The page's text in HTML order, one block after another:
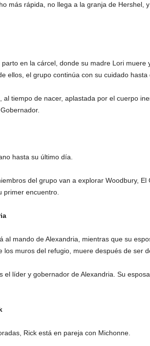
más rápida, no llega a la granja de Hershel,
en la cárcel, donde su madre Lori muere
ellos, el grupo continúa con su cuidado hasta
al tiempo de nacer, aplastada por el cuerpo
hasta su último día.
del grupo van a explorar Woodbury, El
primer encuentro.
al mando de Alexandria, mientras que su
los muros del refugio, muere después de ser
el líder y gobernador de Alexandria. Su
Rick está en pareja con Michonne.